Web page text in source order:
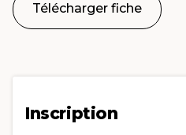
Télécharger fiche
Inscription